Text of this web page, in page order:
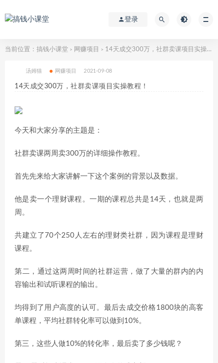
登录
当前位置： 搞钱小课堂 > 网赚项目 > 14天成交300万，社群卖课项目实操教程！
汤姆猫 网赚项目 2021-09-08
14天成交300万，社群卖课项目实操教程！
今天和大家分享的主题是：
社群卖课两周卖300万的详细操作教程。
首先先来给大家讲解一下这个案例的背景以及数据。
他是卖一个理财课程。一期的课程总共是14天，也就是两
周。
共建立了70个250人左右的理财类社群，因为课程是理财
课程。
第二，通过这两周时间的社群运营，做了大量的群内的内
容输出和试听课程的输出。
均得到了用户高度的认可。最后去成交价格1800块的高客
单课程，平均社群转化率可以做到10%。
第三，这些人做10%的转化率，最后卖了多少钱呢？